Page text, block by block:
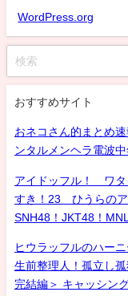
WordPress.org
おすすめサイト
おネコさん的まとめ
ンタルメンヘラ電波
アイドッフル！ ワ
すき！23 ひうらの
SNH48！JKT48！
ヒウラッフルのハー
生前整理人！孤立し
完結編＞ キャッシン